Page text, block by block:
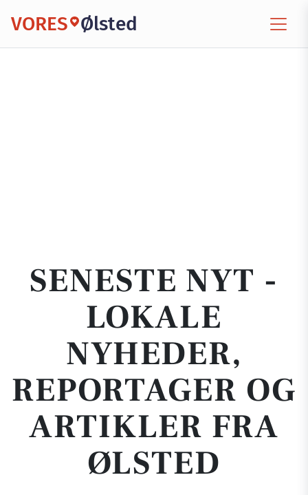
VORES Ølsted
SENESTE NYT -
LOKALE
NYHEDER,
REPORTAGER OG
ARTIKLER FRA
ØLSTED